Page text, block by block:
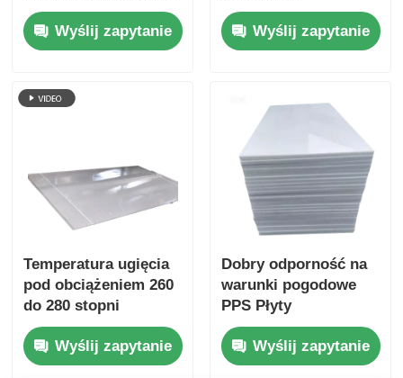
komponenty
elektryczne
zapewniające
wytrzymałość
Wyślij zapytanie
siarczanowy Płyty
wykorzystujące
metody produkcyjne
mechanicznych i
elektrycznych
Wyślij zapytanie
Temperatura ugięcia
pod obciążeniem 260
do 280 stopni
Celsjusza
Polifenylenosulfidow
a Płyta Naturalny Beż
Wyślij zapytanie
Dobry odporność na
warunki pogodowe
PPS Płyty
dostosowane UL94 V0
Wypalność zalecany
dla elementów
Wyślij zapytanie